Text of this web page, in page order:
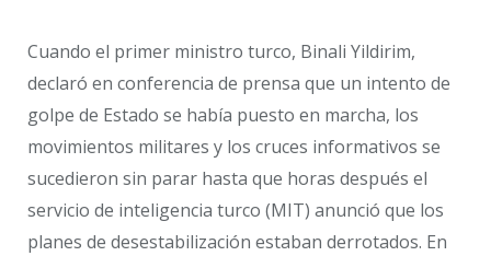
Cuando el primer ministro turco, Binali Yildirim,
declaró en conferencia de prensa que un intento de
golpe de Estado se había puesto en marcha, los
movimientos militares y los cruces informativos se
sucedieron sin parar hasta que horas después el
servicio de inteligencia turco (MIT) anunció que los
planes de desestabilización estaban derrotados. En